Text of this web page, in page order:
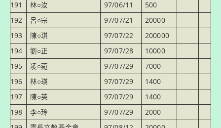
191
林○汝 97/06/11
500
192
呂○宗 97/07/21
20000
193
陳○琪 97/07/22
200000
194
劉○正 97/07/28
10000
195
凌○菀 97/07/29
7000
196
林○瑛 97/07/29
1400
197
陳○英 97/07/29
1400
198
李○玲 97/07/29
2000